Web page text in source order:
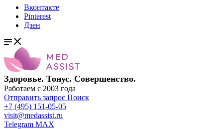
Вконтакте
Pinterest
Дзен
Здоровье. Тонус. Совершенство.
Работаем с 2003 года
Отправить запрос Поиск
+7 (495) 151-05-05
visit@medassist.ru
Telegram MAX